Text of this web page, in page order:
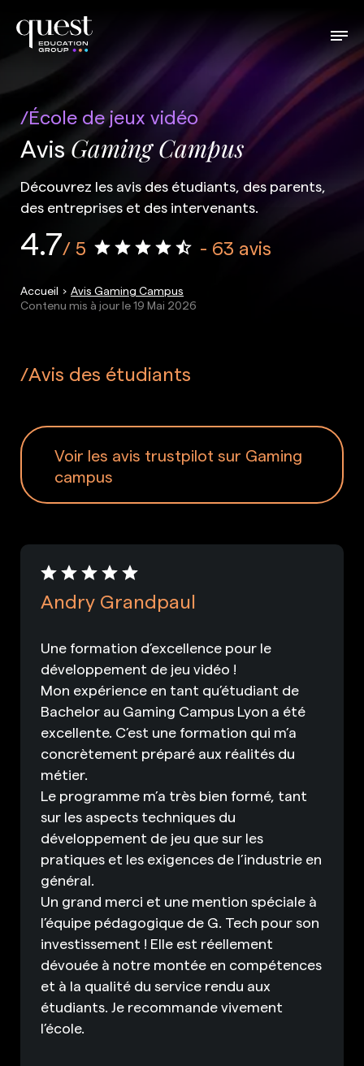
École de jeux vidéo
Avis Gaming Campus
Découvrez les avis des étudiants, des parents,
des entreprises et des intervenants.
4.7/ 5 - 63 avis
Accueil
Avis Gaming Campus
Contenu mis à jour le19 Mai 2026
Avis des étudiants
Voir les avis trustpilot sur Gaming
campus
Andry Grandpaul
Une formation d’excellence pour le
développement de jeu vidéo !
Mon expérience en tant qu’étudiant de
Bachelor au Gaming Campus Lyon a été
excellente. C’est une formation qui m’a
concrètement préparé aux réalités du
métier.
Le programme m’a très bien formé, tant
sur les aspects techniques du
développement de jeu que sur les
pratiques et les exigences de l’industrie en
général.
Un grand merci et une mention spéciale à
l’équipe pédagogique de G. Tech pour son
investissement ! Elle est réellement
dévouée à notre montée en compétences
et à la qualité du service rendu aux
étudiants. Je recommande vivement
l’école.